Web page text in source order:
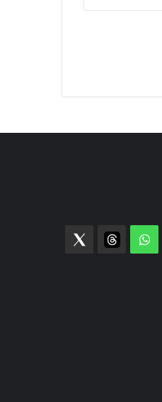
واتساب threads